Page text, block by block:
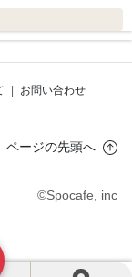
| お問い合わせ
ページの先頭へ
©Spocafe, inc